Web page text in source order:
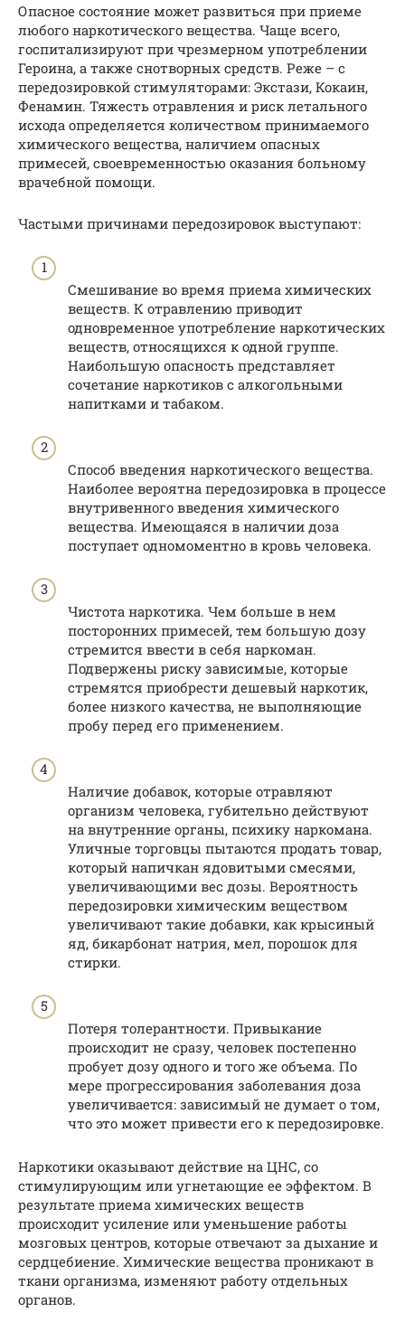
Опасное состояние может развиться при приеме
любого наркотического вещества. Чаще всего,
госпитализируют при чрезмерном употреблении
Героина, а также снотворных средств. Реже – с
передозировкой стимуляторами: Экстази, Кокаин,
Фенамин. Тяжесть отравления и риск летального
исхода определяется количеством принимаемого
химического вещества, наличием опасных
примесей, своевременностью оказания больному
врачебной помощи.
Частыми причинами передозировок выступают:
Смешивание во время приема химических
веществ. К отравлению приводит
одновременное употребление наркотических
веществ, относящихся к одной группе.
Наибольшую опасность представляет
сочетание наркотиков с алкогольными
напитками и табаком.
Способ введения наркотического вещества.
Наиболее вероятна передозировка в процессе
внутривенного введения химического
вещества. Имеющаяся в наличии доза
поступает одномоментно в кровь человека.
Чистота наркотика. Чем больше в нем
посторонних примесей, тем большую дозу
стремится ввести в себя наркоман.
Подвержены риску зависимые, которые
стремятся приобрести дешевый наркотик,
более низкого качества, не выполняющие
пробу перед его применением.
Наличие добавок, которые отравляют
организм человека, губительно действуют
на внутренние органы, психику наркомана.
Уличные торговцы пытаются продать товар,
который напичкан ядовитыми смесями,
увеличивающими вес дозы. Вероятность
передозировки химическим веществом
увеличивают такие добавки, как крысиный
яд, бикарбонат натрия, мел, порошок для
стирки.
Потеря толерантности. Привыкание
происходит не сразу, человек постепенно
пробует дозу одного и того же объема. По
мере прогрессирования заболевания доза
увеличивается: зависимый не думает о том,
что это может привести его к передозировке.
Наркотики оказывают действие на ЦНС, со
стимулирующим или угнетающие ее эффектом. В
результате приема химических веществ
происходит усиление или уменьшение работы
мозговых центров, которые отвечают за дыхание и
сердцебиение. Химические вещества проникают в
ткани организма, изменяют работу отдельных
органов.